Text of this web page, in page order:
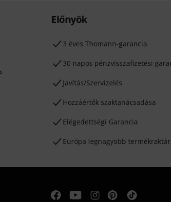
Előnyök
3 éves Thomann-garancia
30 napos pénzvisszafizetési
Javítás/Szervizelés
Hozzáértők szaktanácsadása
Elégedettségi Garancia
Európa legnagyobb